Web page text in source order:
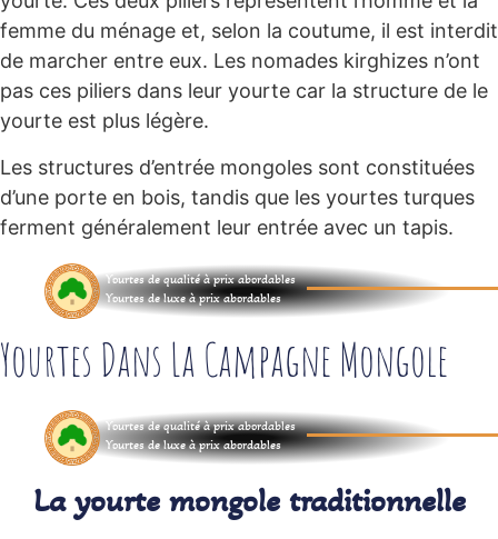
femme du ménage et, selon la coutume, il est interdit
de marcher entre eux. Les nomades kirghizes n’ont
pas ces piliers dans leur yourte car la structure de le
yourte est plus légère.
Les structures d’entrée mongoles sont constituées
d’une porte en bois, tandis que les yourtes turques
ferment généralement leur entrée avec un tapis.
Yourtes de qualité à prix abordables
Yourtes de luxe à prix abordables
Yourtes Dans La Campagne Mongole
Yourtes de qualité à prix abordables
Yourtes de luxe à prix abordables
La yourte mongole traditionnelle